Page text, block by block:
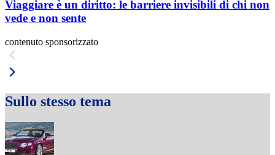
Viaggiare è un diritto: le barriere invisibili di chi non
vede e non sente
contenuto sponsorizzato
Sullo stesso tema